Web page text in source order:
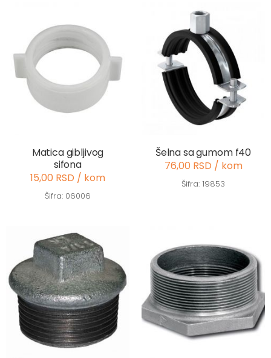
Matica gibljivog
sifona
15,00 RSD / kom
Šifra: 06006
Šelna sa gumom f40
76,00 RSD / kom
Šifra: 19853